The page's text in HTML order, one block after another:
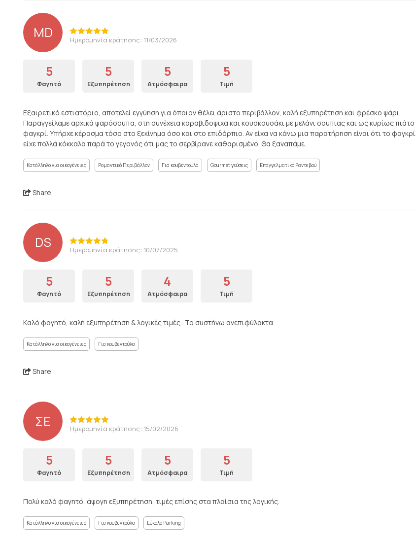
MD Ημερομηνία κράτησης: 11/03/2026
5
Φαγητό
5
Εξυπηρέτηση
5
Ατμόσφαιρα
5
Τιμή
Εξαιρετικό εστιατόριο, αποτελεί εγγύηση για όποιον θέλει άριστο περιβάλλον, καλή εξυπηρέτηση και φρέσκο ψάρι.
Παραγγείλαμε αρχικά ψαρόσουπα, στη συνέχεια καραβιδοψιχα και κουσκουσάκι με μελάνι σουπιας και ως κυρίως πιάτο
φαγκρί. Υπήρχε κέρασμα τόσο στο ξεκίνημα όσο και στο επιδόρπιο. Αν είχα να κάνω μια παρατήρηση είναι ότι το φαγκρί
είχε πολλά κόκκαλα παρά το γεγονός ότι μας το σερβίρανε καθαρισμένο. Θα ξαναπάμε.
Κατάλληλο για οικογένειες Ρομαντικό Περιβάλλον Για κουβεντούλα Gourmet γεύσεις Επαγγελματικό Ραντεβού
Share
DS Ημερομηνία κράτησης: 10/07/2025
5
Φαγητό
5
Εξυπηρέτηση
4
Ατμόσφαιρα
5
Τιμή
Kαλό φαγητό, καλή εξυπηρέτηση & λογικές τιμές . Το συστήνω ανεπιφύλακτα.
Κατάλληλο για οικογένειες Για κουβεντούλα
Share
ΣΕ Ημερομηνία κράτησης: 15/02/2026
5
Φαγητό
5
Εξυπηρέτηση
5
Ατμόσφαιρα
5
Τιμή
Πολύ καλό φαγητό, άψογη εξυπηρέτηση, τιμές επίσης στα πλαίσια της λογικής.
Κατάλληλο για οικογένειες Για κουβεντούλα Εύκολο Parking